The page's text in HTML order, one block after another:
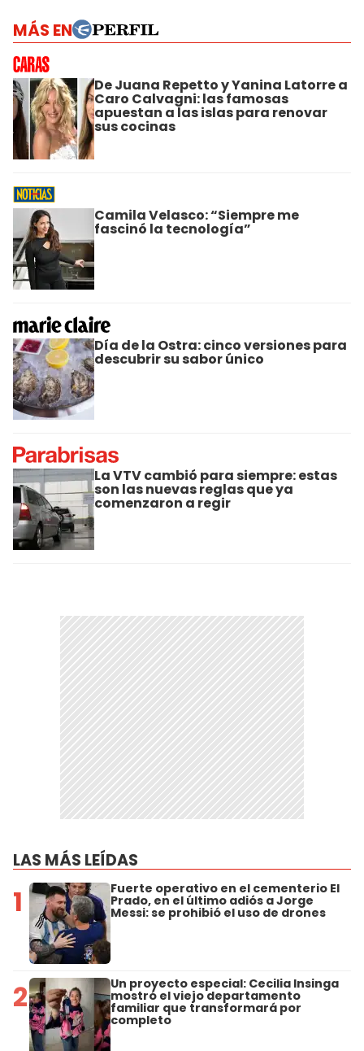
MÁS EN
De Juana Repetto y Yanina Latorre a
Caro Calvagni: las famosas
apuestan a las islas para renovar
sus cocinas
Camila Velasco: “Siempre me
fascinó la tecnología”
Día de la Ostra: cinco versiones para
descubrir su sabor único
La VTV cambió para siempre: estas
son las nuevas reglas que ya
comenzaron a regir
LAS MÁS LEÍDAS
1 Fuerte operativo en el cementerio El
Prado, en el último adiós a Jorge
Messi: se prohibió el uso de drones
2 Un proyecto especial: Cecilia Insinga
mostró el viejo departamento
familiar que transformará por
completo